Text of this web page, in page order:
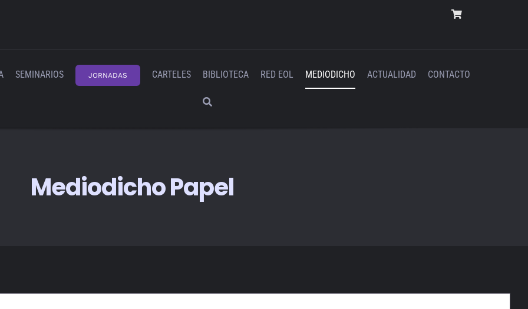
SEMINARIOS JORNADAS CARTELES BIBLIOTECA RED EOL MEDIODICHO ACTUALIDAD CONTACTO
Mediodicho Papel